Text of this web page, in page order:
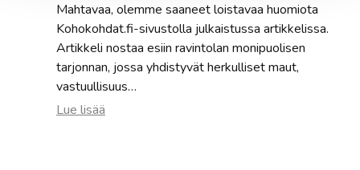
Mahtavaa, olemme saaneet loistavaa huomiota
Kohokohdat.fi-sivustolla julkaistussa artikkelissa.
Artikkeli nostaa esiin ravintolan monipuolisen
tarjonnan, jossa yhdistyvät herkulliset maut,
vastuullisuus…
Lue lisää